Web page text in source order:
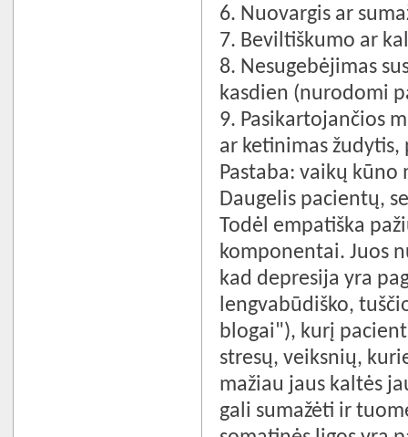
6. Nuovargis ar
7. Beviltiškumo ar
8. Nesugebėjimas
kasdien (nurodomi
9. Pasikartojančios
ar ketinimas
Pastaba: vaikų
Daugelis pacientų,
Todėl empatiška
komponentai. Juos
kad depresija yra
lengvabūdiško,
blogai"), kurį
stresų, veiksnių,
mažiau jaus kaltės
gali sumažėti ir